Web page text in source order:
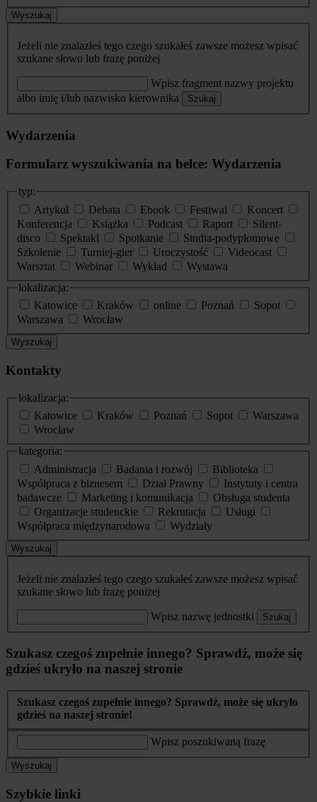
Wyszukaj
Jeżeli nie znalazłeś tego czego szukałeś zawsze możesz wpisać
szukane słowo lub frazę poniżej
Wpisz fragment nazwy projektu
albo imię i/lub nazwisko kierownika
Szukaj
Wydarzenia
Formularz wyszukiwania na belce: Wydarzenia
typ:
Artykuł
Debata Ebook Festiwal
Koncert
Konferencja
Książka Podcast Raport
Silent-
disco
Spektakl Spotkanie
Studia-podyplomowe
Szkolenie
Turniej-gier Uroczystość
Videocast
Warsztat
Webinar Wykład
Wystawa
lokalizacja:
Katowice
Kraków online Poznań
Sopot
Warszawa
Wrocław
Wyszukaj
Kontakty
lokalizacja:
Katowice
Kraków Poznań Sopot
Warszawa
Wrocław
kategoria:
Administracja
Badania i rozwój
Biblioteka
Współpraca z biznesem
Dział Prawny
Instytuty i centra
badawcze
Marketing i komunikacja
Obsługa studenta
Organizacje studenckie
Rekrutacja
Usługi
Współpraca międzynarodowa
Wydziały
Wyszukaj
Jeżeli nie znalazłeś tego czego szukałeś zawsze możesz wpisać
szukane słowo lub frazę poniżej
Wpisz nazwę jednostki Szukaj
Szukasz czegoś zupełnie innego? Sprawdź, może się
gdzieś ukryło na naszej stronie
Szukasz czegoś zupełnie innego? Sprawdź, może się ukryło
gdzieś na naszej stronie!
Wpisz poszukiwaną frazę
Wyszukaj
Szybkie linki